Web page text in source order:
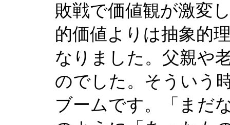
敗戦で価値観が激変
的価値よりは抽象的
なりました。父親や
のでした。そういう
ブームです。「まだ